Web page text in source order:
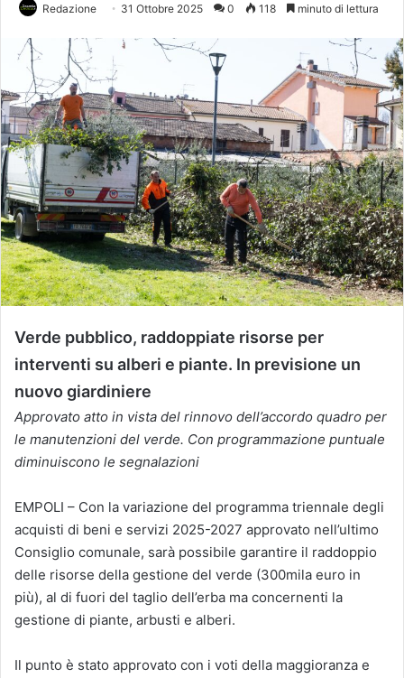
Redazione 31 Ottobre 2025 0 118 minuto di lettura
Verde pubblico, raddoppiate risorse per
interventi su alberi e piante. In previsione un
nuovo giardiniere
Approvato atto in vista del rinnovo dell’accordo quadro per
le manutenzioni del verde. Con programmazione puntuale
diminuiscono le segnalazioni
EMPOLI – Con la variazione del programma triennale degli
acquisti di beni e servizi 2025-2027 approvato nell’ultimo
Consiglio comunale, sarà possibile garantire il raddoppio
delle risorse della gestione del verde (300mila euro in
più), al di fuori del taglio dell’erba ma concernenti la
gestione di piante, arbusti e alberi.
Il punto è stato approvato con i voti della maggioranza e